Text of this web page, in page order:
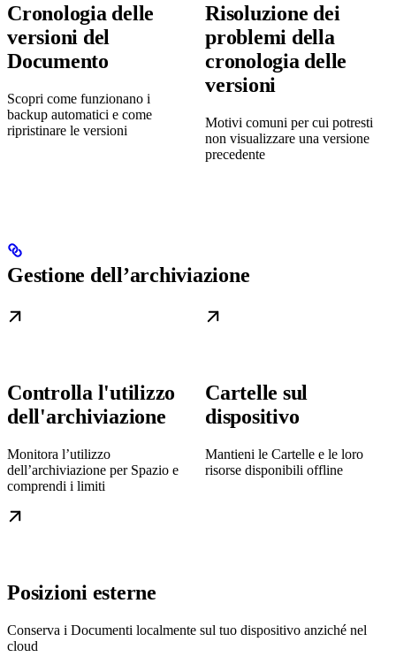
Cronologia delle
versioni del
Documento
Scopri come funzionano i
backup automatici e come
ripristinare le versioni
Risoluzione dei
problemi della
cronologia delle
versioni
Motivi comuni per cui potresti
non visualizzare una versione
precedente
Gestione dell’archiviazione
Controlla l'utilizzo
dell'archiviazione
Monitora l’utilizzo
dell’archiviazione per Spazio e
comprendi i limiti
Cartelle sul
dispositivo
Mantieni le Cartelle e le loro
risorse disponibili offline
Posizioni esterne
Conserva i Documenti localmente sul tuo dispositivo anziché nel
cloud